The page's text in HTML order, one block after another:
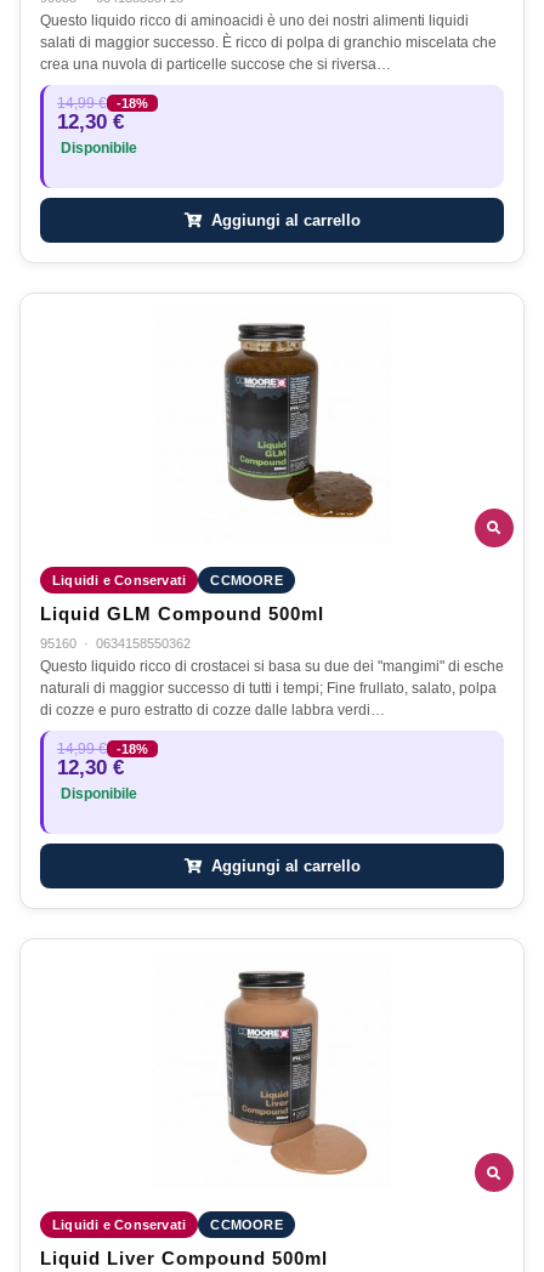
Questo liquido ricco di aminoacidi è uno dei nostri alimenti liquidi
salati di maggior successo. È ricco di polpa di granchio miscelata che
crea una nuvola di particelle succose che si riversa…
14,99 € -18%
12,30 €
Disponibile
Aggiungi al carrello
Liquidi e Conservati CCMOORE
Liquid GLM Compound 500ml
95160 · 0634158550362
Questo liquido ricco di crostacei si basa su due dei "mangimi" di esche
naturali di maggior successo di tutti i tempi; Fine frullato, salato, polpa
di cozze e puro estratto di cozze dalle labbra verdi…
14,99 € -18%
12,30 €
Disponibile
Aggiungi al carrello
Liquidi e Conservati CCMOORE
Liquid Liver Compound 500ml